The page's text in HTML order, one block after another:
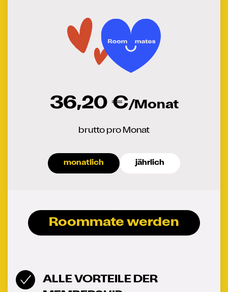
36,20 €/Monat
brutto pro Monat
monatlich jährlich
Roommate werden
ALLE VORTEILE DER